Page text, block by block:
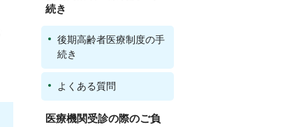
続き
後期高齢者医療制度の手
続き
よくある質問
医療機関受診の際のご負